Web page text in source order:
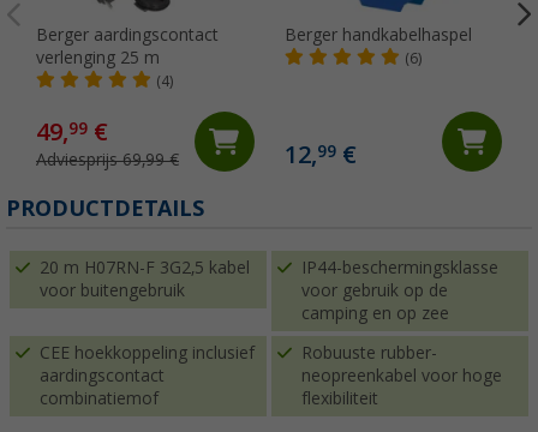
Berger aardingscontact
verlenging 25 m
(4)
49,99 €
Adviesprijs 69,99 €
Berger handkabelhaspel
(6)
12,99€
PRODUCTDETAILS
20 m H07RN-F 3G2,5 kabel
voor buitengebruik
IP44-beschermingsklasse
voor gebruik op de
camping en op zee
CEE hoekkoppeling inclusief
aardingscontact
combinatiemof
Robuuste rubber-
neopreenkabel voor hoge
flexibiliteit